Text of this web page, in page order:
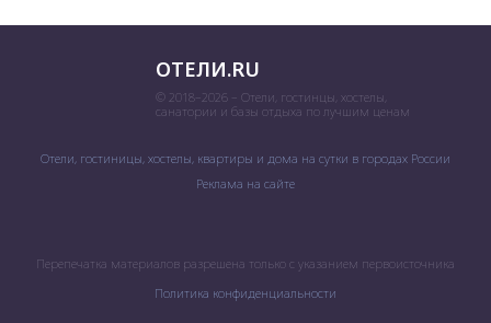
ОТЕЛИ.RU
© 2018–2026 – Отели, гостинцы, хостелы,
санатории и базы отдыха по лучшим ценам
Отели, гостиницы, хостелы, квартиры и дома на сутки в городах России
Реклама на сайте
Перепечатка материалов разрешена только с указанием первоисточника
Политика конфиденциальности